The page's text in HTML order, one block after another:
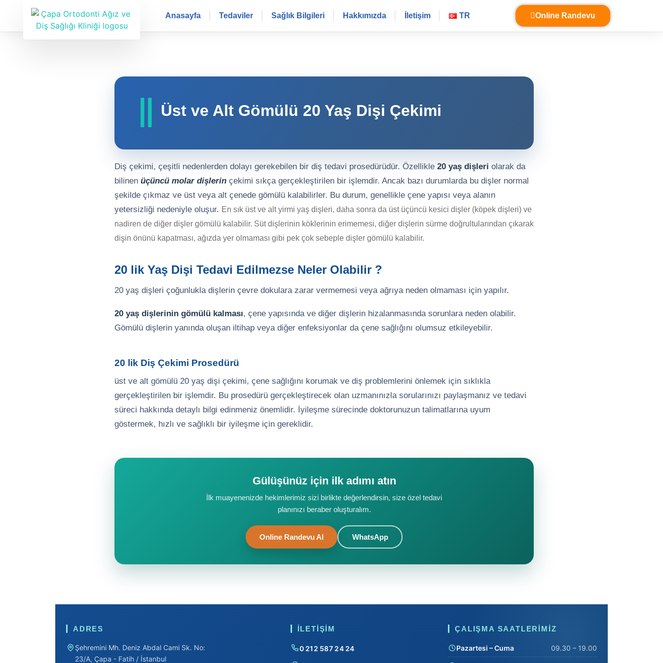
Anasayfa Tedaviler Sağlık Bilgileri Hakkımızda İletişim TR Online Randevu
Üst ve Alt Gömülü 20 Yaş Dişi Çekimi
Diş çekimi, çeşitli nedenlerden dolayı gerekebilen bir diş tedavi prosedürüdür. Özellikle 20 yaş dişleri olarak da
bilinen üçüncü molar dişlerin çekimi sıkça gerçekleştirilen bir işlemdir. Ancak bazı durumlarda bu dişler normal
şekilde çıkmaz ve üst veya alt çenede gömülü kalabilirler. Bu durum, genellikle çene yapısı veya alanın
yetersizliği nedeniyle oluşur. En sık üst ve alt yirmi yaş dişleri, daha sonra da üst üçüncü kesici dişler (köpek dişleri) ve
nadiren de diğer dişler gömülü kalabilir. Süt dişlerinin köklerinin erimemesi, diğer dişlerin sürme doğrultularından çıkarak
dişin önünü kapatması, ağızda yer olmaması gibi pek çok sebeple dişler gömülü kalabilir.
20 lik Yaş Dişi Tedavi Edilmezse Neler Olabilir ?
20 yaş dişleri çoğunlukla dişlerin çevre dokulara zarar vermemesi veya ağrıya neden olmaması için yapılır.
20 yaş dişlerinin gömülü kalması, çene yapısında ve diğer dişlerin hizalanmasında sorunlara neden olabilir.
Gömülü dişlerin yanında oluşan iltihap veya diğer enfeksiyonlar da çene sağlığını olumsuz etkileyebilir.
20 lik Diş Çekimi Prosedürü
üst ve alt gömülü 20 yaş dişi çekimi, çene sağlığını korumak ve diş problemlerini önlemek için sıklıkla
gerçekleştirilen bir işlemdir. Bu prosedürü gerçekleştirecek olan uzmanınızla sorularınızı paylaşmanız ve tedavi
süreci hakkında detaylı bilgi edinmeniz önemlidir. İyileşme sürecinde doktorunuzun talimatlarına uyum
göstermek, hızlı ve sağlıklı bir iyileşme için gereklidir.
Gülüşünüz için ilk adımı atın
İlk muayenenizde hekimlerimiz sizi birlikte değerlendirsin, size özel tedavi
planınızı beraber oluşturalım.
Online Randevu Al WhatsApp
ADRES
Şehremini Mh. Deniz Abdal Cami Sk. No:
23/A, Çapa - Fatih / İstanbul
İLETIŞIM
0 212 587 24 24
ÇALIŞMA SAATLERIMIZ
Pazartesi – Cuma 09.30 – 19.00